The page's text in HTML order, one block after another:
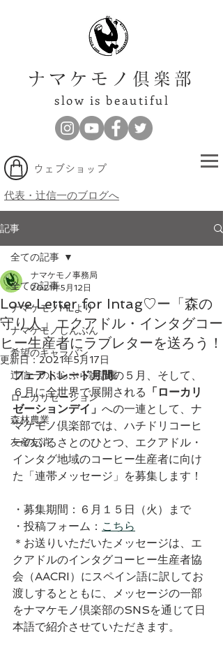
ナマケモノ倶楽部
slow is beautiful
​ウェブショップ
代表・辻信一のブログへ
記事
全ての記事
ナマケモノMLより
ナマケモノしんぶん
希望のキャラバン
辻信一のぶらぶら雑記帳
ローカリゼーション
森林農業
友産友消
全ての記事
Love Letter for Intag♡ー「森の
守り人」エクアドル・インタグコー
ヒー生産者にラブレターを送ろう！
ナマケモノ事務局
2021年5月12日
更新日：2021年5月17日
フェアトレード月間の５月、そして、
６月に全世界で展開される 「ローカリ
ゼーションデイ」 への一連として、ナ
マケモノ倶楽部では、ハチドリコーヒ
ーのふるさとのひとつ、エクアドル・
インタグ地域のコーヒー生産者に向け
た「連帯メッセージ」を募集します！
・募集期間：６月１５日（火）まで
・投稿フォーム： こちら
＊お送りいただいたメッセージは、エ
クアドルのインタグコーヒー生産者協
会（AACRI）にスペイン語に訳してお
渡しするとともに、メッセージの一部
をナマケモノ倶楽部のSNSを通じて日
本語で紹介させていただきます。